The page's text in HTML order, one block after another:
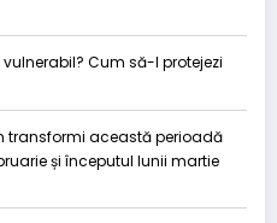
Cum să-l protejezi
transformi această perioadă
și începutul lunii martie